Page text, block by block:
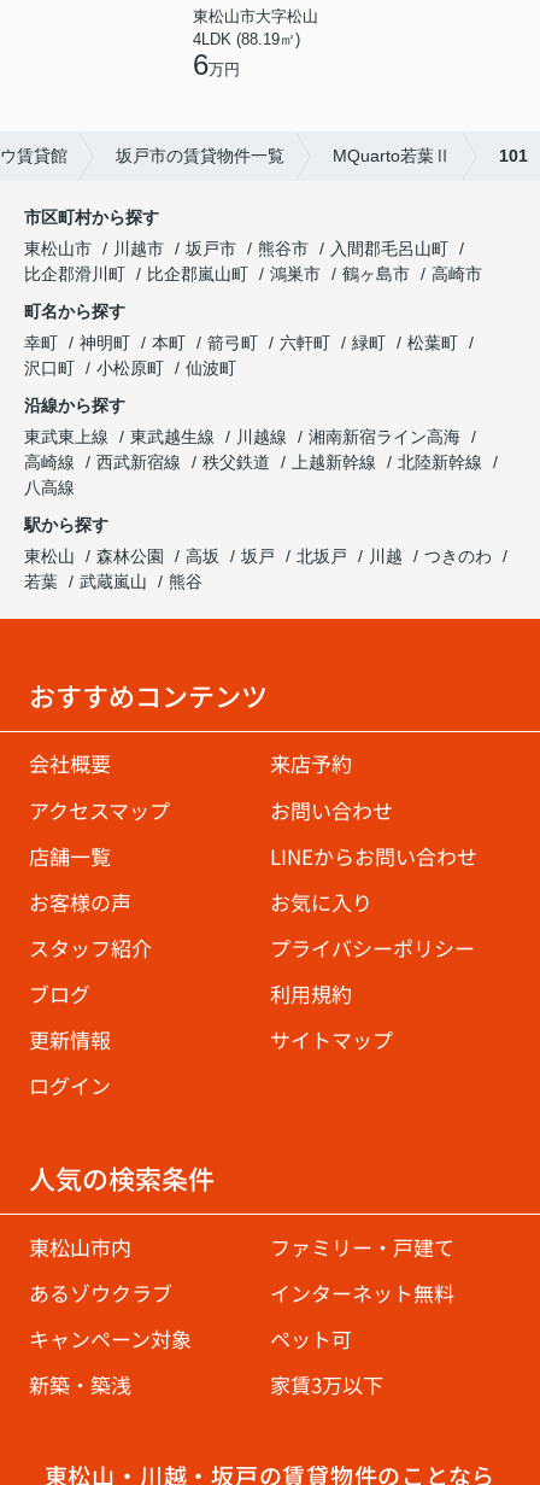
東松山市大字松山
4LDK (88.19㎡)
6万円
賃貸館 坂戸市の賃貸物件一覧 MQuarto若葉Ⅱ 101
市区町村から探す
東松山市
川越市 坂戸市 熊谷市
入間郡毛呂山町
比企郡滑川町
比企郡嵐山町 鴻巣市 鶴ヶ島市
高崎市
町名から探す
幸町
神明町 本町 箭弓町 六軒町 緑町
松葉町
沢口町
小松原町
仙波町
沿線から探す
東武東上線
東武越生線 川越線
湘南新宿ライン高海
高崎線
西武新宿線 秩父鉄道 上越新幹線
北陸新幹線
八高線
駅から探す
東松山
森林公園 高坂 坂戸 北坂戸 川越
つきのわ
若葉
武蔵嵐山 熊谷
おすすめコンテンツ
会社概要
来店予約
アクセスマップ
お問い合わせ
店舗一覧
LINEからお問い合わせ
お客様の声
お気に入り
スタッフ紹介
プライバシーポリシー
ブログ
利用規約
更新情報
サイトマップ
ログイン
人気の検索条件
東松山市内
ファミリー・戸建て
あるゾウクラブ
インターネット無料
キャンペーン対象
ペット可
新築・築浅
家賃3万以下
東松山・川越・坂戸の賃貸物件のことなら